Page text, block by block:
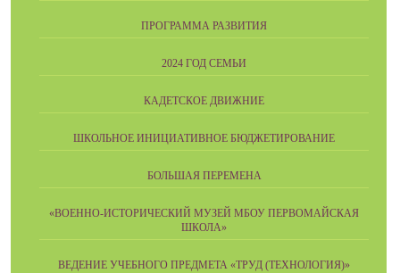
ПРОГРАММА РАЗВИТИЯ
2024 ГОД СЕМЬИ
КАДЕТСКОЕ ДВИЖНИЕ
ШКОЛЬНОЕ ИНИЦИАТИВНОЕ БЮДЖЕТИРОВАНИЕ
БОЛЬШАЯ ПЕРЕМЕНА
«ВОЕННО-ИСТОРИЧЕСКИЙ МУЗЕЙ МБОУ ПЕРВОМАЙСКАЯ
ШКОЛА»
ВЕДЕНИЕ УЧЕБНОГО ПРЕДМЕТА «ТРУД (ТЕХНОЛОГИЯ)»